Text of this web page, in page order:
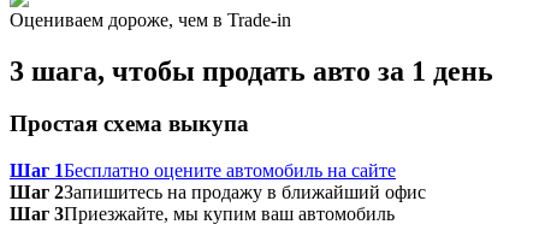
Оцениваем дороже, чем в Trade‑in
3 шага, чтобы продать авто за 1 день
Простая схема выкупа
Шаг 1Бесплатно оцените автомобиль на сайте
Шаг 2Запишитесь на продажу в ближайший офис
Шаг 3Приезжайте, мы купим ваш автомобиль